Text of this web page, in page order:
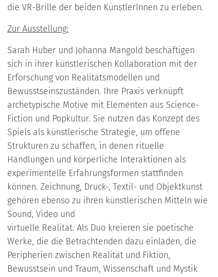
die VR-Brille der beiden KünstlerInnen zu erleben.
Zur Ausstellung:
Sarah Huber und Johanna Mangold beschäftigen
sich in ihrer künstlerischen Kollaboration mit der
Erforschung von Realitätsmodellen und
Bewusstseinszuständen. Ihre Praxis verknüpft
archetypische Motive mit Elementen aus Science-
Fiction und Popkultur. Sie nutzen das Konzept des
Spiels als künstlerische Strategie, um offene
Strukturen zu schaffen, in denen rituelle
Handlungen und körperliche Interaktionen als
experimentelle Erfahrungsformen stattfinden
können. Zeichnung, Druck-, Textil- und Objektkunst
gehören ebenso zu ihren künstlerischen Mitteln wie
Sound, Video und
virtuelle Realität. Als Duo kreieren sie poetische
Werke, die die Betrachtenden dazu einladen, die
Peripherien zwischen Realität und Fiktion,
Bewusstsein und Traum, Wissenschaft und Mystik